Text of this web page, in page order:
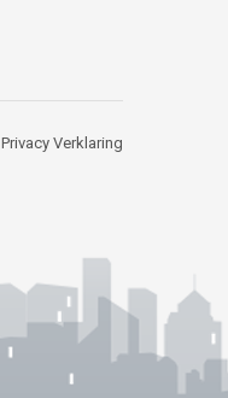
Privacy Verklaring